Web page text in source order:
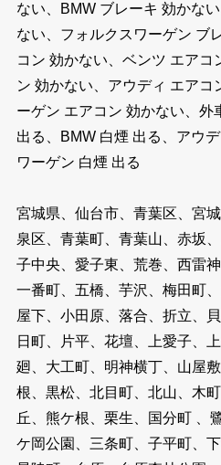
ない、BMW ブレーキ 効かな
ない、フォルクスワーゲン ブ
コン 効かない、ベンツ エアコ
ン 効かない、アウディ エアコ
ーゲン エアコン 効かない、外
出る、BMW 白煙 出る、アウ
ワーゲン 白煙 出る
宮城県、仙台市、青葉区、宮
泉区、青葉町、青葉山、赤坂
子中央、愛子東、荒巻、西雷
一番町、五橋、芋沢、梅田町
屋下、小田原、落合、折立、
日町、片平、花壇、上愛子、
廻、大工町、明神横丁、山屋
根、黒松、北目町、北山、木
丘、熊ケ根、栗生、国分町 、
ケ岡公園、三条町、子平町、